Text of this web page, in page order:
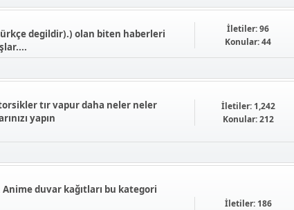
degildir).) olan biten haberleri
İletiler: 96
Konular: 44
tır vapur daha neler neler
yapın
İletiler: 1,242
Konular: 212
duvar kağıtları bu kategori
İletiler: 186